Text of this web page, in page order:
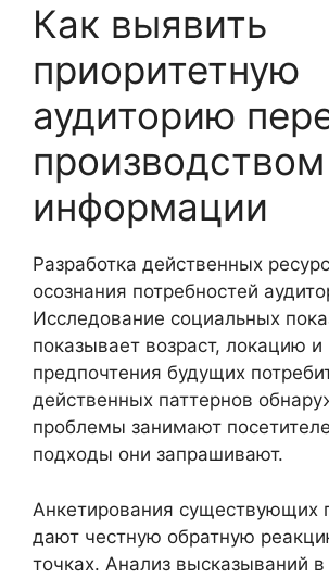
Как выявить
приоритетную
аудиторию
производством
информации
Разработка действенных
осознания потребностей
Исследование социальных
показывает возраст, локацию и
предпочтения будущих
действенных паттернов
проблемы занимают
подходы они запрашивают.
Анкетирования существующих
дают честную обратную
точках. Анализ высказываний